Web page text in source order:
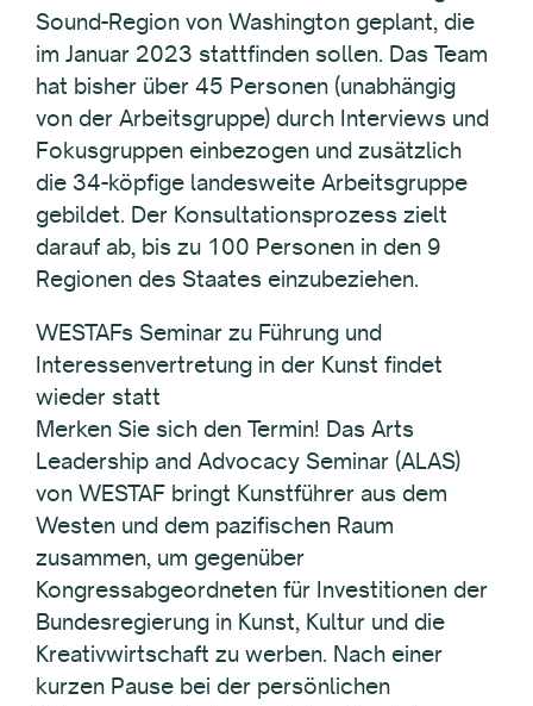
Sound-Region von Washington geplant, die
im Januar 2023 stattfinden sollen. Das Team
hat bisher über 45 Personen (unabhängig
von der Arbeitsgruppe) durch Interviews und
Fokusgruppen einbezogen und zusätzlich
die 34-köpfige landesweite Arbeitsgruppe
gebildet. Der Konsultationsprozess zielt
darauf ab, bis zu 100 Personen in den 9
Regionen des Staates einzubeziehen.
WESTAFs Seminar zu Führung und
Interessenvertretung in der Kunst findet
wieder statt
Merken Sie sich den Termin! Das Arts
Leadership and Advocacy Seminar (ALAS)
von WESTAF bringt Kunstführer aus dem
Westen und dem pazifischen Raum
zusammen, um gegenüber
Kongressabgeordneten für Investitionen der
Bundesregierung in Kunst, Kultur und die
Kreativwirtschaft zu werben. Nach einer
kurzen Pause bei der persönlichen